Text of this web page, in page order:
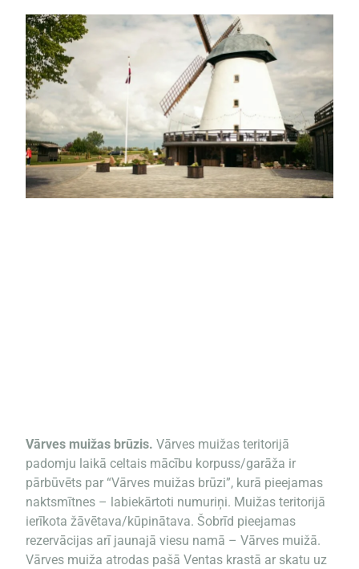
Vārves muižas brūzis. Vārves muižas teritorijā
padomju laikā celtais mācību korpuss/garāža ir
pārbūvēts par “Vārves muižas brūzi”, kurā pieejamas
naktsmītnes – labiekārtoti numuriņi. Muižas teritorijā
ierīkota žāvētava/kūpinātava. Šobrīd pieejamas
rezervācijas arī jaunajā viesu namā – Vārves muižā.
Vārves muiža atrodas pašā Ventas krastā ar skatu uz